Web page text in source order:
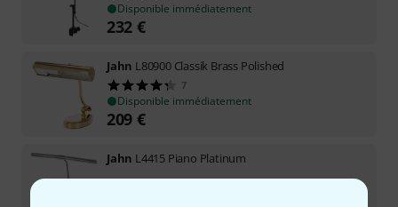
Disponible immédiatement
232 €
Jahn L80900 Classik Brass Polished
7
Disponible immédiatement
209 €
Jahn L4415 Piano Platinum